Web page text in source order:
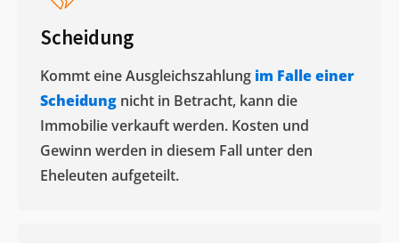
Scheidung
Kommt eine Ausgleichszahlung im Falle einer
Scheidung nicht in Betracht, kann die
Immobilie verkauft werden. Kosten und
Gewinn werden in diesem Fall unter den
Eheleuten aufgeteilt.​